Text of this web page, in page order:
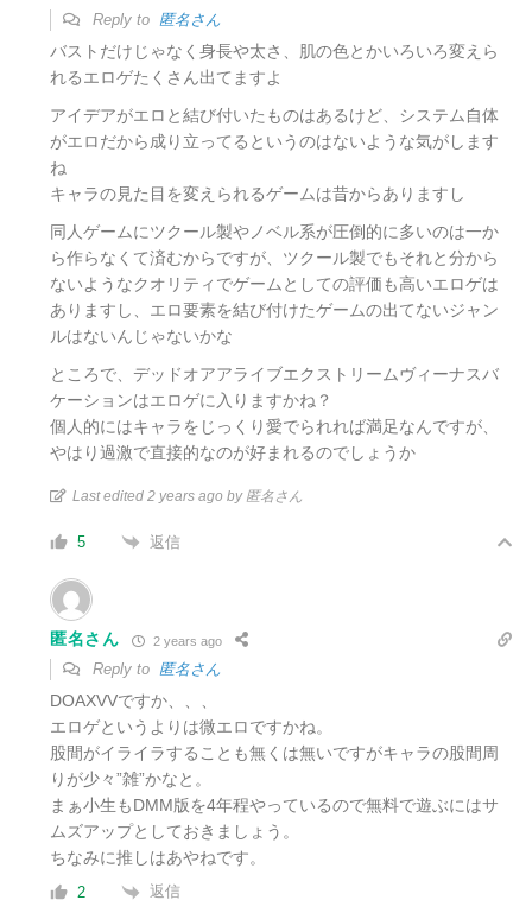
Reply to 匿名さん
バストだけじゃなく身長や太さ、肌の色とかいろいろ変えら
れるエロゲたくさん出てますよ
アイデアがエロと結び付いたものはあるけど、システム自体
がエロだから成り立ってるというのはないような気がします
ね
キャラの見た目を変えられるゲームは昔からありますし
同人ゲームにツクール製やノベル系が圧倒的に多いのは一か
ら作らなくて済むからですが、ツクール製でもそれと分から
ないようなクオリティでゲームとしての評価も高いエロゲは
ありますし、エロ要素を結び付けたゲームの出てないジャン
ルはないんじゃないかな
ところで、デッドオアアライブエクストリームヴィーナスバ
ケーションはエロゲに入りますかね？
個人的にはキャラをじっくり愛でられれば満足なんですが、
やはり過激で直接的なのが好まれるのでしょうか
Last edited 2 years ago by 匿名さん
5 返信
匿名さん 2 years ago
Reply to 匿名さん
DOAXVVですか、、、
エロゲというよりは微エロですかね。
股間がイライラすることも無くは無いですがキャラの股間周
りが少々”雑”かなと。
まぁ小生もDMM版を4年程やっているので無料で遊ぶにはサ
ムズアップとしておきましょう。
ちなみに推しはあやねです。
2 返信